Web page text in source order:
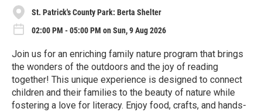
St. Patrick's County Park: Berta Shelter
02:00 PM - 05:00 PM on Sun, 9 Aug 2026
Join us for an enriching family nature program that brings
the wonders of the outdoors and the joy of reading
together! This unique experience is designed to connect
children and their families to the beauty of nature while
fostering a love for literacy. Enjoy food, crafts, and hands-